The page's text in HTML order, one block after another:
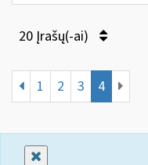
20 Įrašų(-ai)
1 2 3 4